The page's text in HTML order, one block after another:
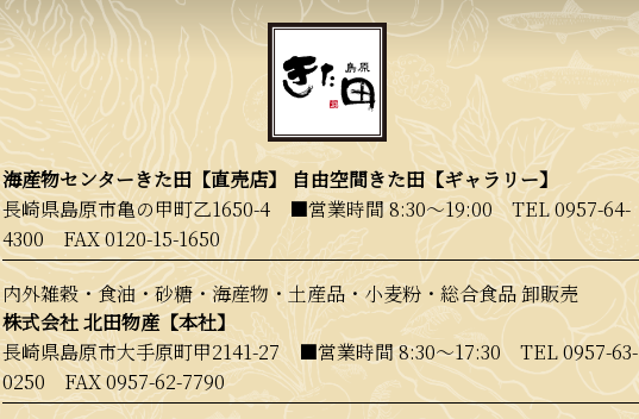
海産物センターきた田【直売店】 自由空間きた田【ギャラリー】
長崎県島原市亀の甲町乙1650-4 ■営業時間 8:30〜19:00TEL 0957-64-
4300FAX 0120-15-1650
内外雑穀・食油・砂糖・海産物・土産品・小麦粉・総合食品 卸販売
株式会社 北田物産【本社】
長崎県島原市大手原町甲2141-27 ■営業時間 8:30〜17:30 TEL 0957-63-
0250 FAX 0957-62-7790